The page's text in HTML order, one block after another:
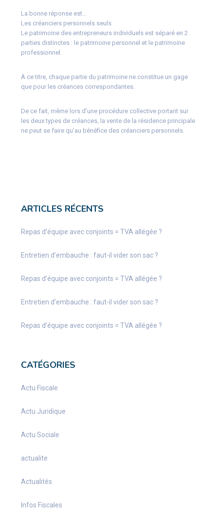
La bonne réponse est…
Les créanciers personnels seuls
Le patrimoine des entrepreneurs individuels est séparé en 2
parties distinctes : le patrimoine personnel et le patrimoine
professionnel.
À ce titre, chaque partie du patrimoine ne constitue un gage
que pour les créances correspondantes.
De ce fait, même lors d’une procédure collective portant sur
les deux types de créances, la vente de la résidence principale
ne peut se faire qu’au bénéfice des créanciers personnels.
ARTICLES RÉCENTS
Repas d’équipe avec conjoints = TVA allégée ?
Entretien d’embauche : faut-il vider son sac ?
Repas d’équipe avec conjoints = TVA allégée ?
Entretien d’embauche : faut-il vider son sac ?
Repas d’équipe avec conjoints = TVA allégée ?
CATÉGORIES
Actu Fiscale
Actu Juridique
Actu Sociale
actualite
Actualités
Infos Fiscales